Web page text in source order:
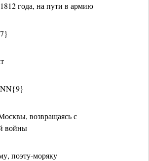
года, на пути в армию
NN{9}
возвращаясь с
войны
поэту-моряку